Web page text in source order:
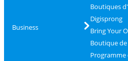
Business
Boutiques
Digisprong
Bring Your
Boutique